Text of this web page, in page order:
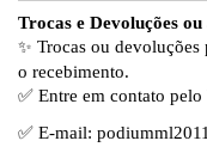
Trocas e Devoluções
✨ Trocas ou devoluções
o recebimento.
✅ Entre em contato
✅ E-mail: